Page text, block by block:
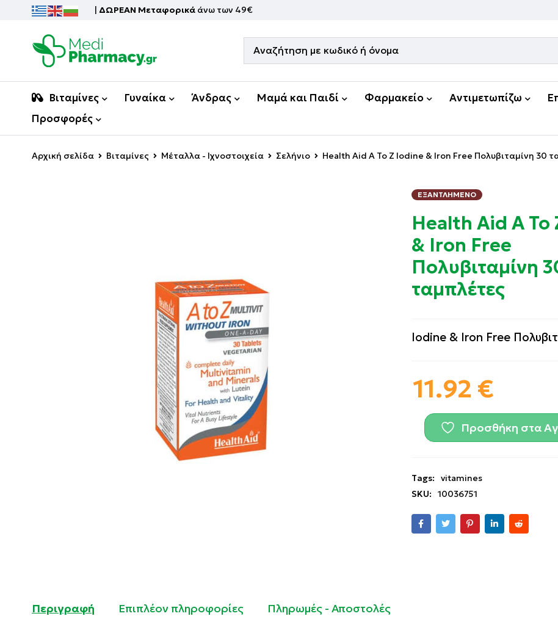
| ΔΩΡΕΑΝ Μεταφορικά άνω των 49€
Βιταμίνες Γυναίκα Άνδρας Μαμά και Παιδί Φαρμακείο Αντιμετωπίζω
Προσφορές
Αρχική σελίδα Βιταμίνες Μέταλλα - Ιχνοστοιχεία Σελήνιο Health Aid A To Z Iodine & Iron Free Πολυβιταμίνη 30
ΕΞΑΝΤΛΗΜΈΝΟ
Health Aid A To
& Iron Free
Πολυβιταμίνη
ταμπλέτες
Iodine & Iron Free
11.92 €
Προσθήκη στα
Tags:
vitamines
SKU:
10036751
Περιγραφή Επιπλέον πληροφορίες Πληρωμές - Αποστολές